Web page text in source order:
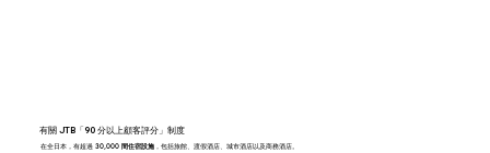
有關 JTB「90 分以上顧客評分」制度
在全日本，有超過 30,000 間住宿設施，包括旅館、渡假酒店、城市酒店以及商務酒店。